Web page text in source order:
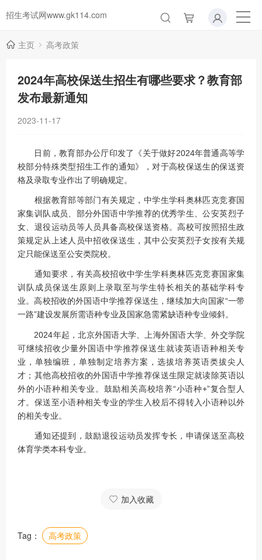
招生考试网www.gk114.com
主页 高考政策
2024年高校保送生招生有哪些要求？教育部
发布最新通知
2023-11-17
日前，教育部办公厅印发了《关于做好2024年普通高等学
校部分特殊类型招生工作的通知》，对于高校保送生的保送资
格及录取专业作出了明确规定。
根据教育部等部门有关规定，中学生学科奥林匹克竞赛国
家集训队成员、部分外国语中学推荐的优秀学生、公安英烈子
女、退役运动员等人员具备高校保送资格。高校可按照招生政
策规定从上述人员中招收保送生，其中公安英烈子女按有关规
定只能保送至公安类院校。
通知要求，有关高校招收中学生学科奥林匹克竞赛国家集
训队成员保送生原则上录取至与学生特长相关的基础学科专
业。高校招收的外国语中学推荐保送生，继续加大向国家“一带
一路”建设发展所需语种专业及国家急需紧缺语种专业倾斜。
2024年起，北京外国语大学、上海外国语大学、外交学院
可继续招收少量外国语中学推荐保送生就读英语语种相关专
业，单独编班，单独制定培养方案，选拔培养英语类拔尖人
才；其他高校招收的外国语中学推荐保送生限定就读除英语以
外的小语种相关专业。鼓励相关高校培养“小语种+”复合型人
才。保送至小语种相关专业的学生入校后不得转入小语种以外
的相关专业。
通知还提到，鼓励退役运动员发挥专长，申请保送至高校
体育学类本科专业。
加入收藏
Tag： 高考政策